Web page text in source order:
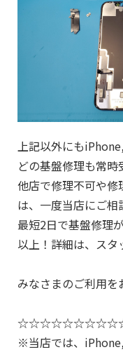
上記以外にも
どの基盤修理も常時
他店で修理不可や
は、一度当店にご相
最短2日で基盤修理
以上！詳細は、スタ
みなさまのご利用を
※当店では、